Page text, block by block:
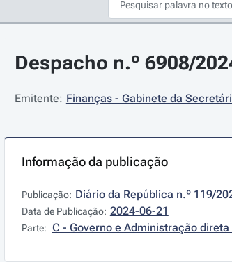
Despacho n.º 6908/
Emitente: Finanças - Gabinete da
Informação da publicação
Publicação: Diário da República n.º 119/
Data de Publicação: 2024-06-21
Parte: C - Governo e Administração